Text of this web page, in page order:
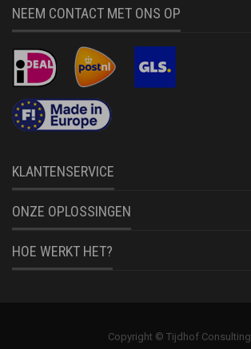
NEEM CONTACT MET ONS OP
KLANTENSERVICE
ONZE OPLOSSINGEN
HOE WERKT HET?
Copyright © Tijdhof Consulting